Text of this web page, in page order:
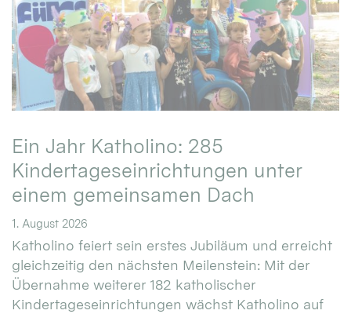
Ein Jahr Katholino: 285
Kindertageseinrichtungen unter
einem gemeinsamen Dach
1. August 2026
Katholino feiert sein erstes Jubiläum und erreicht
gleichzeitig den nächsten Meilenstein: Mit der
Übernahme weiterer 182 katholischer
Kindertageseinrichtungen wächst Katholino auf